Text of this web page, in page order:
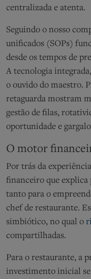
centralizada e atenta.
Seguindo o nosso
unificados (SOPs)
desde os tempos de
A tecnologia
o ouvido do maestro.
retaguarda mostram
gestão de filas,
oportunidade e
O motor
Por trás da
financeiro que explica
tanto para o
chef de restaurante.
simbiótico, no qual o
compartilhadas.
Para o restaurante, a
investimento inicial se